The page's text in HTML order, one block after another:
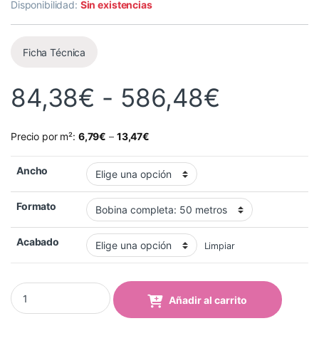
con4.29de
5 en base
a
clientes
Disponibilidad: Sin existencias
Ficha Técnica
84,38€ - 586,48€
Precio por m²: 6,79€ – 13,47€
Ancho
Formato
Acabado Limpiar
Laminado Fundido Ritrama RI-JET C30 ULTIMATE quantity
Añadir al carrito